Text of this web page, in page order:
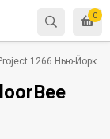
0
1266 Нью-Йорк